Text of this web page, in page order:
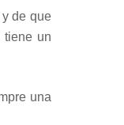
de que
tiene un
una